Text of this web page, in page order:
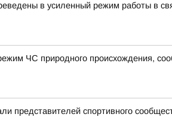
в усиленный режим работы в
ЧС природного происхождения,
представителей спортивного